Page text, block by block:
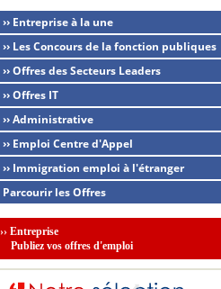
›› Entreprise à la une
›› Les Concours de la fonction publiques
›› Offres des Secteurs Leaders
›› Offres IT
›› Administrative
›› Emploi Centre d'Appel
›› Immigration emploi à l'étranger
Parcourir les Offres
›› Entreprise
Publiez vos offres d'emploi